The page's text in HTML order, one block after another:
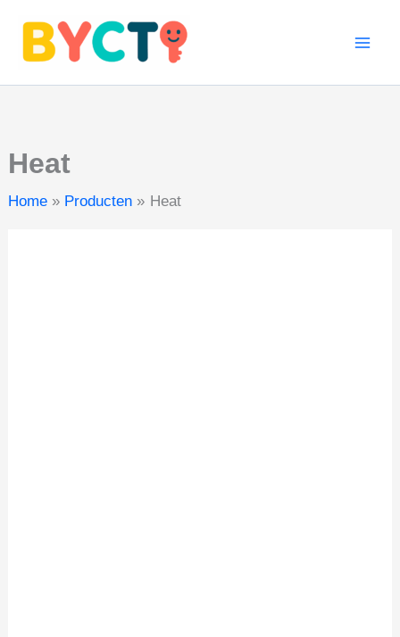
inhoud
Heat
Home Producten Heat